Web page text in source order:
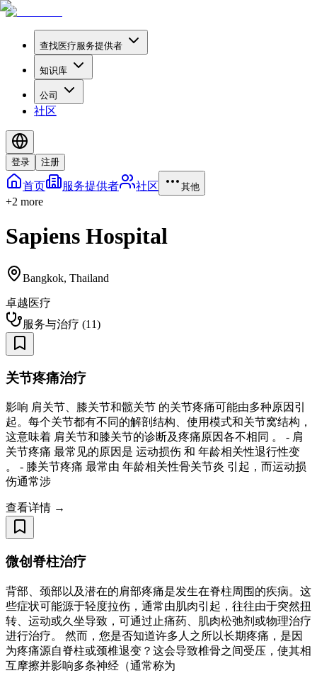
查找医疗服务提供者
知识库
公司
社区
登录 注册
首页 服务提供者 社区 其他
+2 more
Sapiens Hospital
Bangkok, Thailand
卓越医疗
服务与治疗 (11)
关节疼痛治疗
影响 肩关节、膝关节和髋关节 的关节疼痛可能由多种原因引
起。每个关节都有不同的解剖结构、使用模式和关节窝结构，
这意味着 肩关节和膝关节的诊断及疼痛原因各不相同 。 - 肩
关节疼痛 最常见的原因是 运动损伤 和 年龄相关性退行性变
。 - 膝关节疼痛 最常由 年龄相关性骨关节炎 引起，而运动损
伤通常涉
查看详情 →
微创脊柱治疗
背部、颈部以及潜在的肩部疼痛是发生在脊柱周围的疾病。这
些症状可能源于轻度拉伤，通常由肌肉引起，往往由于突然扭
转、运动或久坐导致，可通过止痛药、肌肉松弛剂或物理治疗
进行治疗。 然而，您是否知道许多人之所以长期疼痛，是因
为疼痛源自脊柱或颈椎退变？这会导致椎骨之间受压，使其相
互摩擦并影响多条神经（通常称为